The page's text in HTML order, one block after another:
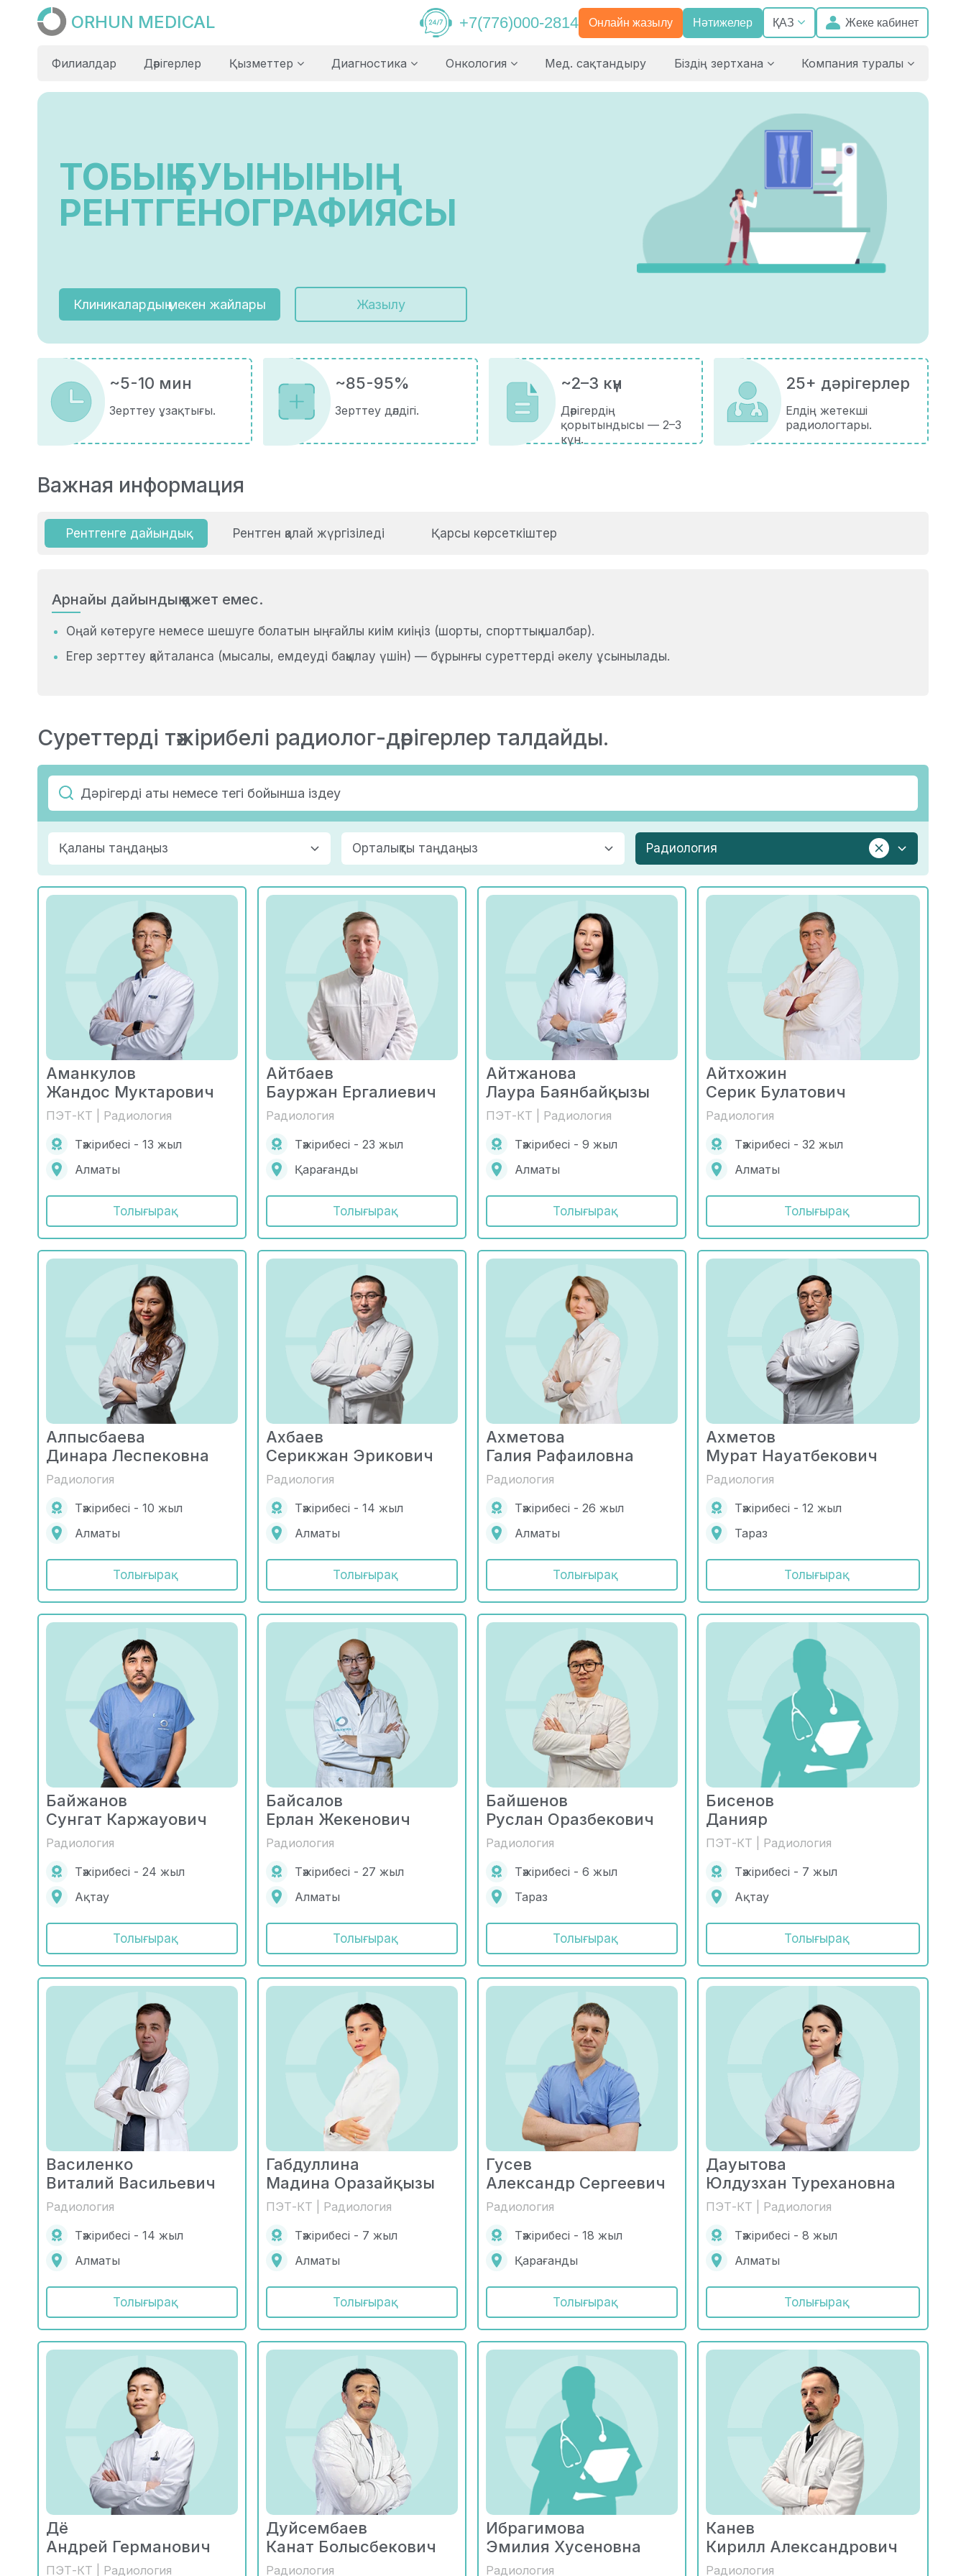
ORHUN MEDICAL +7(776)000-2814 Онлайн жазылу Нәтижелер ҚАЗ Жеке кабинет
Филиалдар Дәрігерлер Қызметтер Диагностика Онкология Мед. сақтандыру Біздің зертхана Компания туралы
ТОБЫҚ БУЫНЫНЫҢ
РЕНТГЕНОГРАФИЯСЫ
Клиникалардың мекен жайлары Жазылу
~5-10 мин
Зерттеу ұзақтығы.
~85-95%
Зерттеу дәлдігі.
~2–3 күн
Дәрігердің
қорытындысы — 2–3
күн.
25+ дәрігерлер
Елдің жетекші
радиологтары.
Важная информация
Рентгенге дайындық Рентген қалай жүргізіледі Қарсы көрсеткіштер
Арнайы дайындық қажет емес.
Оңай көтеруге немесе шешуге болатын ыңғайлы киім киіңіз (шорты, спорттық шалбар).
Егер зерттеу қайталанса (мысалы, емдеуді бақылау үшін) — бұрынғы суреттерді әкелу ұсынылады.
Суреттерді тәжірибелі радиолог-дәрігерлер талдайды.
Қаланы таңдаңыз Орталықты таңдаңыз Радиология
Аманкулов
Жандос Муктарович
ПЭТ-КТ | Радиология
Тәжірибесі - 13 жыл
Алматы
Толығырақ
Айтбаев
Бауржан Ергалиевич
Радиология
Тәжірибесі - 23 жыл
Қарағанды
Толығырақ
Айтжанова
Лаура Баянбайқызы
ПЭТ-КТ | Радиология
Тәжірибесі - 9 жыл
Алматы
Толығырақ
Айтхожин
Серик Булатович
Радиология
Тәжірибесі - 32 жыл
Алматы
Толығырақ
Алпысбаева
Динара Леспековна
Радиология
Тәжірибесі - 10 жыл
Алматы
Толығырақ
Ахбаев
Серикжан Эрикович
Радиология
Тәжірибесі - 14 жыл
Алматы
Толығырақ
Ахметова
Галия Рафаиловна
Радиология
Тәжірибесі - 26 жыл
Алматы
Толығырақ
Ахметов
Мурат Науатбекович
Радиология
Тәжірибесі - 12 жыл
Тараз
Толығырақ
Байжанов
Сунгат Каржауович
Радиология
Тәжірибесі - 24 жыл
Ақтау
Толығырақ
Байсалов
Ерлан Жекенович
Радиология
Тәжірибесі - 27 жыл
Алматы
Толығырақ
Байшенов
Руслан Оразбекович
Радиология
Тәжірибесі - 6 жыл
Тараз
Толығырақ
Бисенов
Данияр
ПЭТ-КТ | Радиология
Тәжірибесі - 7 жыл
Ақтау
Толығырақ
Василенко
Виталий Васильевич
Радиология
Тәжірибесі - 14 жыл
Алматы
Толығырақ
Габдуллина
Мадина Оразайқызы
ПЭТ-КТ | Радиология
Тәжірибесі - 7 жыл
Алматы
Толығырақ
Гусев
Александр Сергеевич
Радиология
Тәжірибесі - 18 жыл
Қарағанды
Толығырақ
Дауытова
Юлдузхан Турехановна
ПЭТ-КТ | Радиология
Тәжірибесі - 8 жыл
Алматы
Толығырақ
Дё
Андрей Германович
ПЭТ-КТ | Радиология
Дуйсембаев
Канат Болысбекович
Радиология
Ибрагимова
Эмилия Хусеновна
Радиология
Канев
Кирилл Александрович
Радиология